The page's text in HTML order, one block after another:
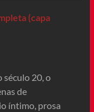
(capa
20, o
de
íntimo, prosa